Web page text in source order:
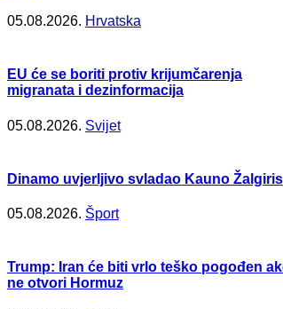
05.08.2026. Hrvatska
EU će se boriti protiv krijumčarenja
migranata i dezinformacija
05.08.2026. Svijet
Dinamo uvjerljivo svladao Kauno Žalgiris
05.08.2026. Šport
Trump: Iran će biti vrlo teško pogođen
ne otvori Hormuz